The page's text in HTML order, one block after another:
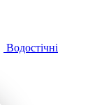
Водостічні